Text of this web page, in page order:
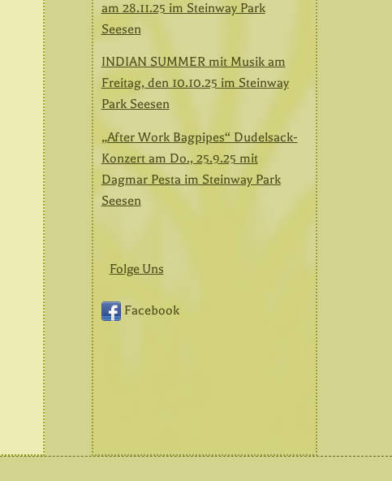
am 28.11.25 im Steinway Park
Seesen
INDIAN SUMMER mit Musik am
Freitag, den 10.10.25 im Steinway
Park Seesen
„After Work Bagpipes“ Dudelsack-
Konzert am Do., 25.9.25 mit
Dagmar Pesta im Steinway Park
Seesen
Folge Uns
Facebook